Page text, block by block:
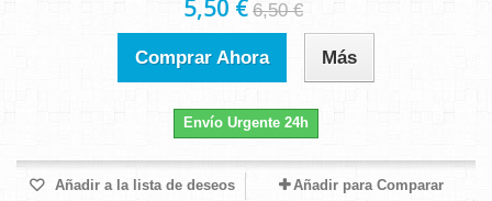
5,50 € 6,50 €
Comprar Ahora Más
Envío Urgente 24h
Añadir a la lista de deseos Añadir para Comparar